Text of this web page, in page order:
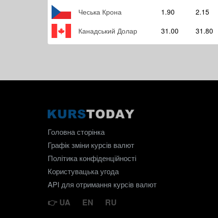
Чеська Крона 1.90
2.15
Канадський Долар
31.00 31.80
Головна сторінка
Графік зміни курсів валют
Політика конфіденційності
Користувацька угода
API для отримання курсів валют
UA EN RU